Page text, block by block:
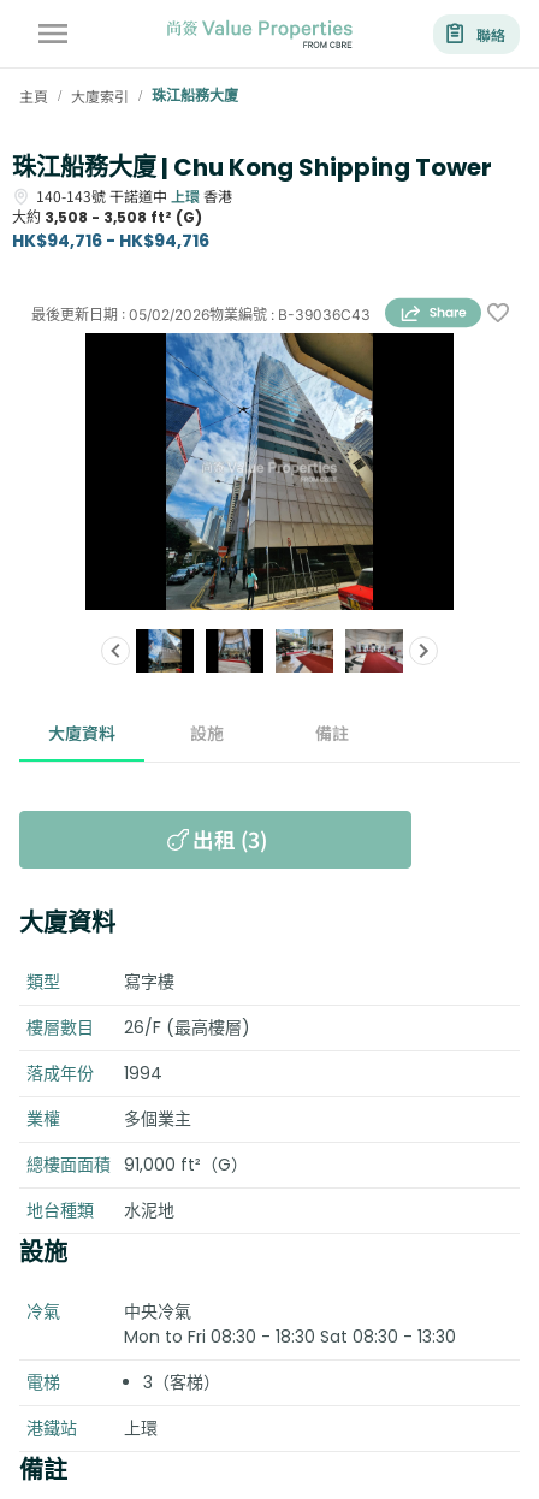
聯絡
主頁 / 大廈索引 / 珠江船務大廈
珠江船務大廈 | Chu Kong Shipping Tower
140-143號干諾道中 上環香港
大約 3,508 - 3,508 ft² (G)
HK$94,716 - HK$94,716
物業編號 : B-39036C43
最後更新日期 : 05/02/2026
大廈資料 設施 備註
出租 (3)
大廈資料
類型
寫字樓
樓層數目
26/F (最高樓層)
落成年份
1994
業權
多個業主
總樓面面積 91,000 ft²（G）
地台種類
水泥地
設施
冷氣
中央冷氣
Mon to Fri 08:30 - 18:30 Sat 08:30 - 13:30
電梯
3（客梯）
港鐵站
上環
備註